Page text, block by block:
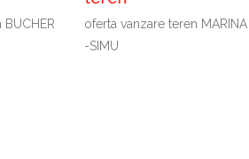
oferta vanzare teren MARINA
-SIMU